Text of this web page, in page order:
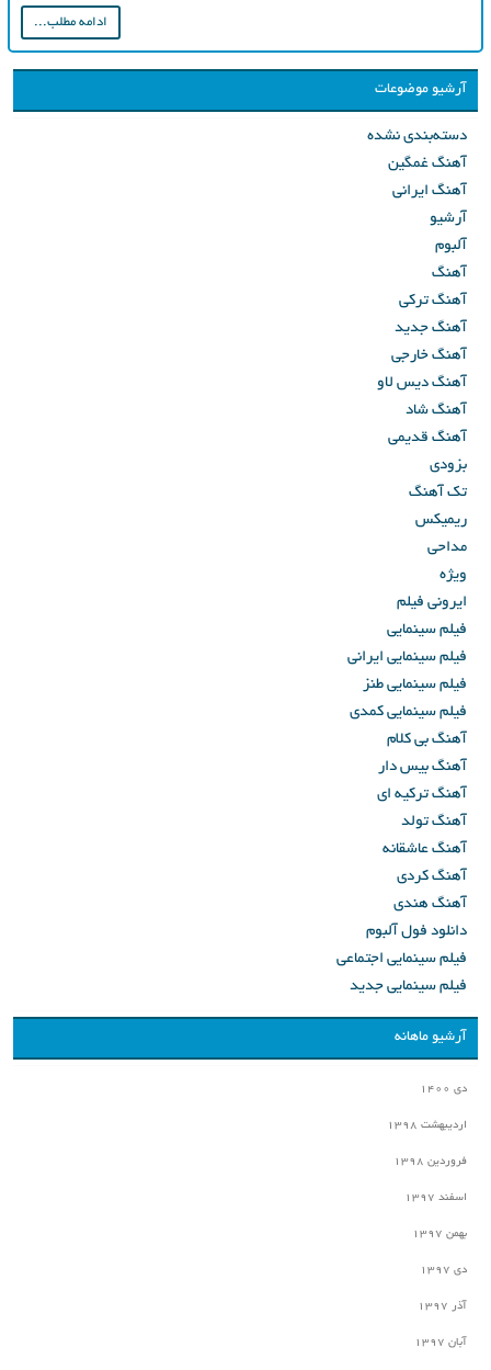
ادامه مطلب...
آرشیو موضوعات
دسته‌بندی نشده
آهنگ غمگین
آهنگ ایرانی
آرشیو
آلبوم
آهنگ
آهنگ ترکی
آهنگ جدید
آهنگ خارجی
آهنگ دیس لاو
آهنگ شاد
آهنگ قدیمی
بزودی
تک آهنگ
ریمیکس
مداحی
ویژه
ایرونی فیلم
فیلم سینمایی
فیلم سینمایی ایرانی
فیلم سینمایی طنز
فیلم سینمایی کمدی
آهنگ بی کلام
آهنگ بیس دار
آهنگ ترکیه ای
آهنگ تولد
آهنگ عاشقانه
آهنگ کردی
آهنگ هندی
دانلود فول آلبوم
فیلم سینمایی اجتماعی
فیلم سینمایی جدید
آرشیو ماهانه
دی ۱۴۰۰
اردیبهشت ۱۳۹۸
فروردین ۱۳۹۸
اسفند ۱۳۹۷
بهمن ۱۳۹۷
دی ۱۳۹۷
آذر ۱۳۹۷
آبان ۱۳۹۷